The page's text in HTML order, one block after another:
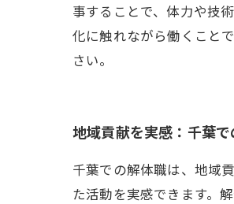
事することで、体力や技
化に触れながら働くこと
さい。
地域貢献を実感：千葉
千葉での解体職は、地域
た活動を実感できます。